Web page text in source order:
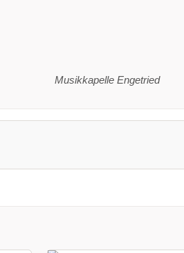
Musikkapelle Engetried